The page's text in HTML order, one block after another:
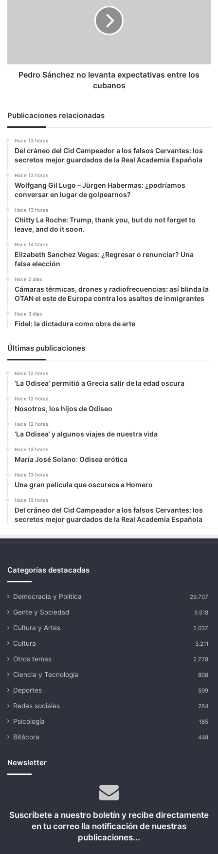
Pedro Sánchez no levanta expectativas entre los
cubanos
Publicaciones relacionadas
Hace 13 horas
Del cráneo del Cid Campeador a los falsos Cervantes: los
secretos mejor guardados de la Real Academia Española
Hace 13 horas
Wolfgang Gil Lugo – Jürgen Habermas: ¿podríamos
conversar en lugar de golpearnos?
Hace 13 horas
Chitty La Roche: Trump, thank you, but do not forget to
leave, and do it soon.
Hace 14 horas
Elizabeth Sanchez Vegas: ¿Regresar o renunciar? Una
falsa elección
Hace 2 días
Cámaras térmicas, drones y radiofrecuencias: así blinda la
OTAN el este de Europa contra los asaltos de inmigrantes
Hace 3 días
Fidel: la dictadura como obra de arte
Últimas publicaciones
Hace 12 horas
‘La Odisea’ permitió a Grecia salir de la edad oscura
Hace 12 horas
Nosotros, los hijos de Odiseo
Hace 12 horas
‘La Odisea’ y algunos viajes de nuestra vida
Hace 13 horas
María José Solano: Odisea erótica
Hace 13 horas
Una gran película que oscurece a Homero
Hace 13 horas
Del cráneo del Cid Campeador a los falsos Cervantes: los
secretos mejor guardados de la Real Academia Española
Categorías destacadas
Democracia y Política 29.707
Gente y Sociedad 9.518
Cultura y Artes 5.037
Cultura 3.211
Otros temas 2.778
Ciencia y Tecnología 808
Deportes 599
Redes sociales 264
Psicología 185
Bitácora 448
Newsletter
Suscríbete a nuestro boletín y recibe directamente
en tu correo lla notificación de nuestras
publicaciones...